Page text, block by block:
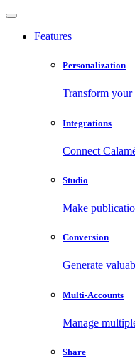
Features
Personalization
Transform your
Integrations
Connect
Studio
Make
Conversion
Generate
Multi-Accounts
Manage
Share